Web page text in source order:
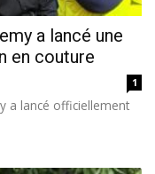
a lancé une
en couture
1
a lancé officiellement